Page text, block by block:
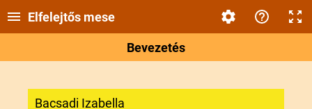
Elfelejtős mese
Bevezetés
Bacsadi Izabella